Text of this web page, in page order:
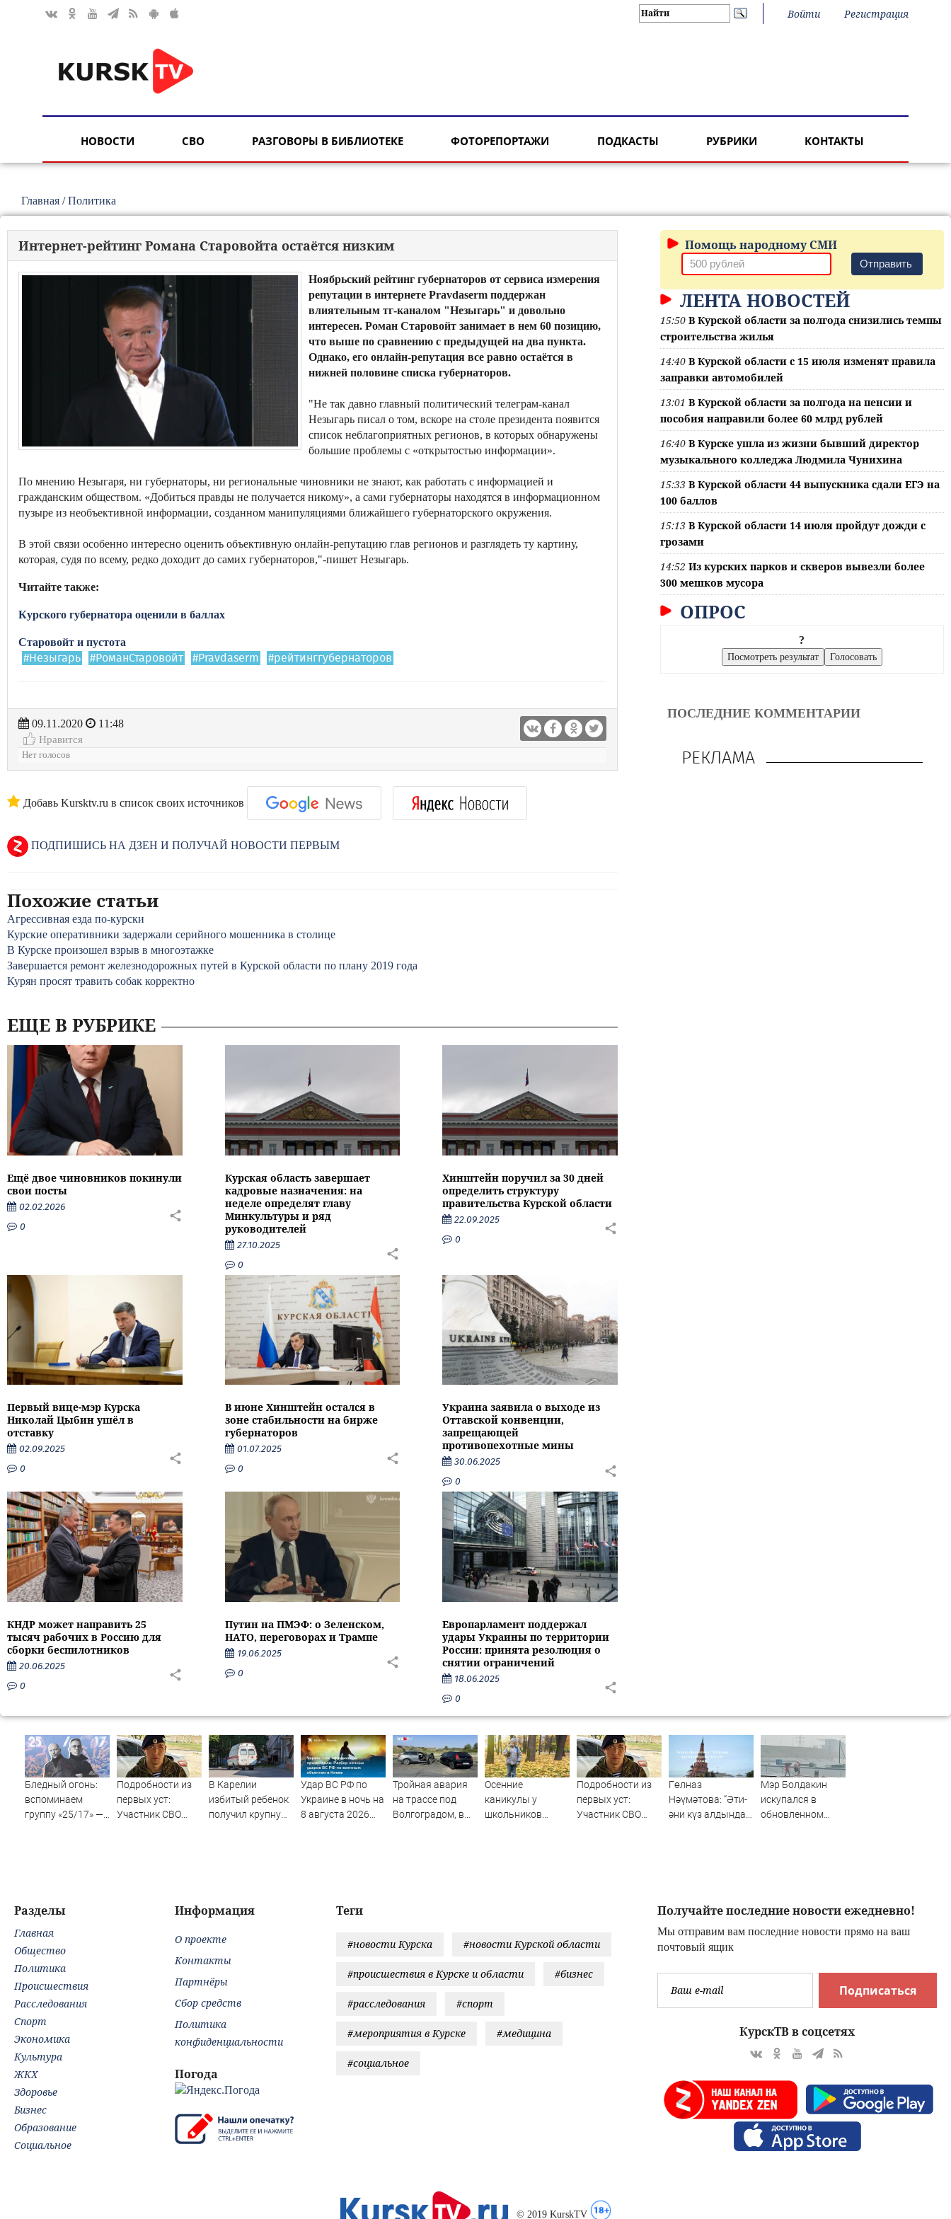
Войти Регистрация
НОВОСТИ СВО РАЗГОВОРЫ В БИБЛИОТЕКЕ ФОТОРЕПОРТАЖИ ПОДКАСТЫ РУБРИКИ КОНТАКТЫ
Главная /Политика
Интернет-рейтинг Романа Старовойта остаётся низким
Ноябрьский рейтинг губернаторов от сервиса измерения
репутации в интернете Pravdaserm поддержан
влиятельным тг-каналом "Незыгарь" и довольно
интересен. Роман Старовойт занимает в нем 60 позицию,
что выше по сравнению с предыдущей на два пункта.
Однако, его онлайн-репутация все равно остаётся в
нижней половине списка губернаторов.
"Не так давно главный политический телеграм-канал
Незыгарь писал о том, вскоре на столе президента появится
список неблагоприятных регионов, в которых обнаружены
большие проблемы с «открытостью информации».
По мнению Незыгаря, ни губернаторы, ни региональные чиновники не знают, как работать с информацией и
гражданским обществом. «Добиться правды не получается никому», а сами губернаторы находятся в информационном
пузыре из необъективной информации, созданном манипуляциями ближайшего губернаторского окружения.
В этой связи особенно интересно оценить объективную онлайн-репутацию глав регионов и разглядеть ту картину,
которая, судя по всему, редко доходит до самих губернаторов,"-пишет Незыгарь.
Читайте также:
Курского губернатора оценили в баллах
Старовойт и пустота
#Незыгарь #РоманСтаровойт #Pravdaserm #рейтинггубернаторов
09.11.2020
11:48
Нравится
Нет голосов
Добавь Kursktv.ru в список своих источников
ПОДПИШИСЬ НА ДЗЕН И ПОЛУЧАЙ НОВОСТИ ПЕРВЫМ
Похожие статьи
Агрессивная езда по-курски
Курские оперативники задержали серийного мошенника в столице
В Курске произошел взрыв в многоэтажке
Завершается ремонт железнодорожных путей в Курской области по плану 2019 года
Курян просят травить собак корректно
ЕЩЕ В РУБРИКЕ
Ещё двое чиновников покинули
свои посты
02.02.2026
0
Курская область завершает
кадровые назначения: на
неделе определят главу
Минкультуры и ряд
руководителей
27.10.2025
0
Хинштейн поручил за 30 дней
определить структуру
правительства Курской области
22.09.2025
0
Первый вице-мэр Курска
Николай Цыбин ушёл в
отставку
02.09.2025
0
В июне Хинштейн остался в
зоне стабильности на бирже
губернаторов
01.07.2025
0
Украина заявила о выходе из
Оттавской конвенции,
запрещающей
противопехотные мины
30.06.2025
0
КНДР может направить 25
тысяч рабочих в Россию для
сборки беспилотников
20.06.2025
0
Путин на ПМЭФ: о Зеленском,
НАТО, переговорах и Трампе
19.06.2025
0
Европарламент поддержал
удары Украины по территории
России: принята резолюция о
снятии ограничений
18.06.2025
0
Помощь народному СМИ
Отправить
ЛЕНТА НОВОСТЕЙ
15:50 В Курской области за полгода снизились темпы
строительства жилья
14:40 В Курской области с 15 июля изменят правила
заправки автомобилей
13:01 В Курской области за полгода на пенсии и
пособия направили более 60 млрд рублей
16:40 В Курске ушла из жизни бывший директор
музыкального колледжа Людмила Чунихина
15:33 В Курской области 44 выпускника сдали ЕГЭ на
100 баллов
15:13 В Курской области 14 июля пройдут дожди с
грозами
14:52 Из курских парков и скверов вывезли более
300 мешков мусора
ОПРОС
?
ПОСЛЕДНИЕ КОММЕНТАРИИ
РЕКЛАМА
Бледный огонь:
вспоминаем
группу «25/17» —
Подробности из
первых уст:
Участник СВО
В Карелии
избитый ребенок
получил крупную
Удар ВС РФ по
Украине в ночь на
8 августа 2026
Тройная авария
на трассе под
Волгоградом, в
Осенние
каникулы у
школьников
Подробности из
первых уст:
Участник СВО
Гөлназ
Нәүмәтова: “Әти-
әни күз алдында
Мэр Болдакин
искупался в
обновленном
Получайте последние новости ежедневно!
Мы отправим вам последние новости прямо на ваш
почтовый ящик
Подписаться
КурскТВ в соцсетях
Теги
#новости Курска #новости Курской области
#происшествия в Курске и области #бизнес
#расследования #спорт
#мероприятия в Курске #медицина
#социальное
Разделы
Главная
Общество
Политика
Происшествия
Расследования
Спорт
Экономика
Культура
ЖКХ
Здоровье
Бизнес
Образование
Социальное
Информация
О проекте
Контакты
Партнёры
Сбор средств
Политика
конфиденциальности
Погода
© 2019 KurskTV